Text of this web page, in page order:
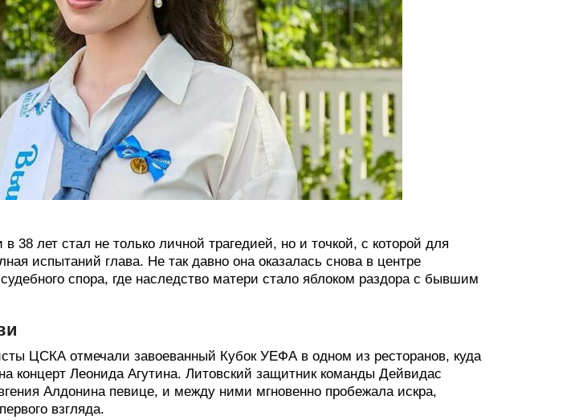
38 лет стал не только личной трагедией, но и точкой, с которой для
испытаний глава. Не так давно она оказалась снова в центре
спора, где наследство матери стало яблоком раздора с бывшим
ЦСКА отмечали завоеванный Кубок УЕФА в одном из ресторанов, куда
концерт Леонида Агутина. Литовский защитник команды Дейвидас
Алдонина певице, и между ними мгновенно пробежала искра,
взгляда.